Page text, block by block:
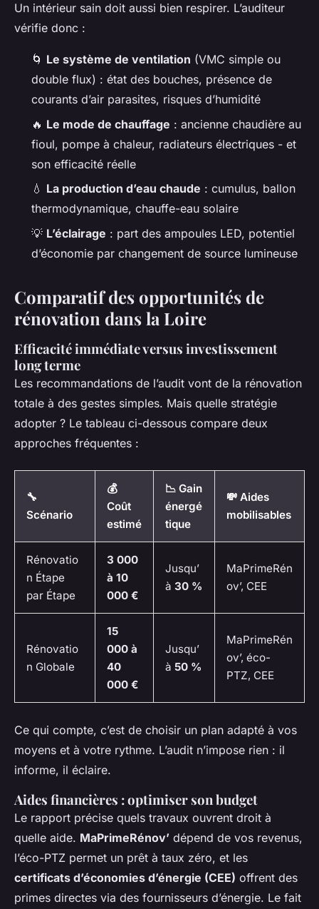
Un intérieur sain doit aussi bien respirer. L’auditeur
vérifie donc :
🌀 Le système de ventilation (VMC simple ou
double flux) : état des bouches, présence de
courants d’air parasites, risques d’humidité
🔥 Le mode de chauffage : ancienne chaudière au
fioul, pompe à chaleur, radiateurs électriques - et
son efficacité réelle
💧 La production d’eau chaude : cumulus, ballon
thermodynamique, chauffe-eau solaire
💡 L’éclairage : part des ampoules LED, potentiel
d’économie par changement de source lumineuse
Comparatif des opportunités de
rénovation dans la Loire
Efficacité immédiate versus investissement
long terme
Les recommandations de l’audit vont de la rénovation
totale à des gestes simples. Mais quelle stratégie
adopter ? Le tableau ci-dessous compare deux
approches fréquentes :
🔧
Scénario
💰
Coût
estimé
📉 Gain
énergé
tique
💸 Aides
mobilisables
Rénovatio
n Étape
par Étape
3 000
à 10
000 €
Jusqu’
à 30 %
MaPrimeRén
ov’, CEE
Rénovatio
n Globale
15
000 à
40
000 €
Jusqu’
à 50 %
MaPrimeRén
ov’, éco-
PTZ, CEE
Ce qui compte, c’est de choisir un plan adapté à vos
moyens et à votre rythme. L’audit n’impose rien : il
informe, il éclaire.
Aides financières : optimiser son budget
Le rapport précise quels travaux ouvrent droit à
quelle aide. MaPrimeRénov’ dépend de vos revenus,
l’éco-PTZ permet un prêt à taux zéro, et les
certificats d’économies d’énergie (CEE) offrent des
primes directes via des fournisseurs d’énergie. Le fait